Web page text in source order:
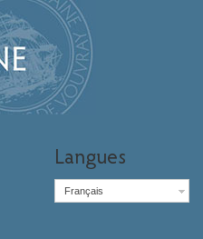
Langues
Français